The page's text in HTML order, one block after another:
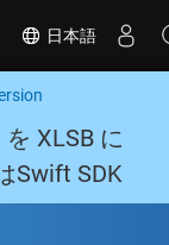
日本語
XLSB に
Swift SDK